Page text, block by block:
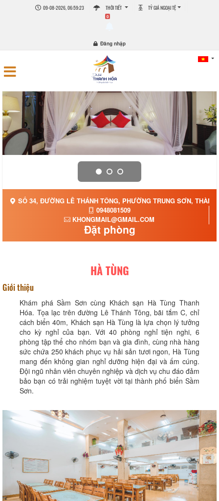
09-08-2026, 06:59:25 THỜI TIẾT TỶ GIÁ NGOẠI TỆ
0
Đăng nhập
SỐ 34, ĐƯỜNG LÊ THÁNH TÔNG, PHƯỜNG TRUNG SƠN,
0948081509
KHONGMAIL@GMAIL.COM
Đặt phòng
HÀ TÙNG
Giới thiệu
Khám phá Sầm Sơn cùng Khách sạn Hà Tùng Thanh
Hóa. Tọa lạc trên đường Lê Thánh Tông, bãi tắm C, chỉ
cách biển 40m, Khách sạn Hà Tùng là lựa chọn lý tưởng
cho kỳ nghỉ của bạn. Với 40 phòng nghỉ tiện nghi, 6
phòng tập thể cho nhóm bạn và gia đình, cùng nhà hàng
sức chứa 250 khách phục vụ hải sản tươi ngon, Hà Tùng
mang đến không gian nghỉ dưỡng hiện đại và ấm cúng.
Đội ngũ nhân viên chuyên nghiệp và dịch vụ chu đáo đảm
bảo bạn có trải nghiệm tuyệt vời tại thành phố biển Sầm
Sơn.